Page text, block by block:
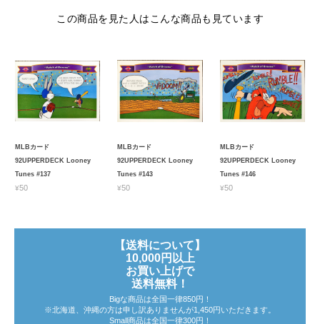
この商品を見た人はこんな商品も見ています
MLBカード
92UPPERDECK Looney
Tunes #137
¥50
MLBカード
92UPPERDECK Looney
Tunes #143
¥50
MLBカード
92UPPERDECK Looney
Tunes #146
¥50
【送料について】
10,000円以上
お買い上げで
送料無料！
Bigな商品は全国一律850円！
※北海道、沖縄の方は申し訳ありませんが1,450円いただきます。
Small商品は全国一律300円！